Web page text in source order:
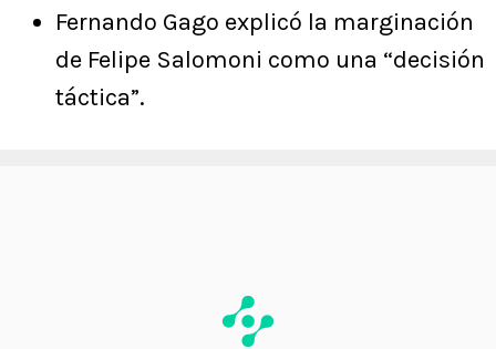
Fernando Gago explicó la marginación
de Felipe Salomoni como una “decisión
táctica”.